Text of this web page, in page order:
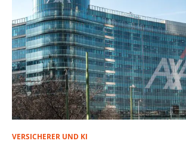
VERSICHERER UND KI